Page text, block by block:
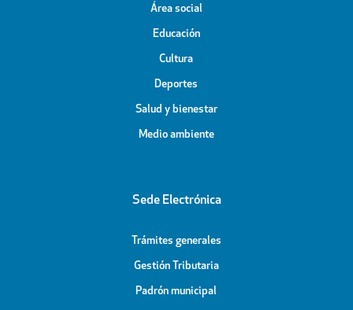
Área social
Educación
Cultura
Deportes
Salud y bienestar
Medio ambiente
Sede Electrónica
Trámites generales
Gestión Tributaria
Padrón municipal